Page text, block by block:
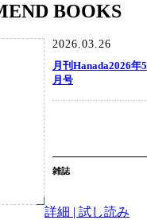
BOOKS
2026.03.26
月刊Hanada2026年5
月号
雑誌
詳細 | 試し読み